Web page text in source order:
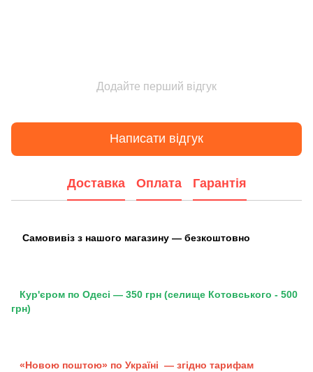
Додайте перший відгук
Написати відгук
Доставка Оплата Гарантія
Самовивіз з нашого магазину — безкоштовно
Кур'єром по Одесі — 350 грн (селище Котовського - 500
грн)
«Новою поштою» по Україні — згідно тарифам